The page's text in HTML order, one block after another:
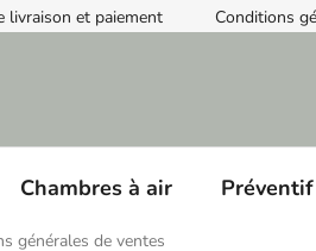
livraison et paiement Conditions
Chambres à air Préventif
générales de ventes